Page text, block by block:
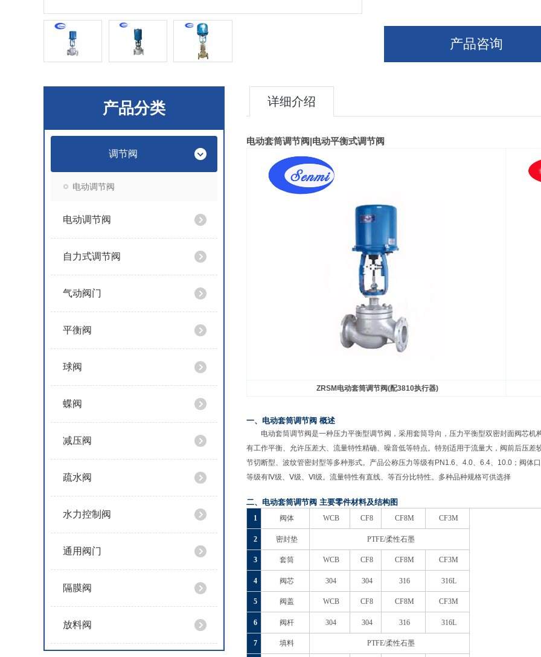
产品咨询
产品分类
调节阀
电动调节阀
电动调节阀
自力式调节阀
气动阀门
平衡阀
球阀
蝶阀
减压阀
疏水阀
水力控制阀
通用阀门
隔膜阀
放料阀
详细介绍
电动套筒调节阀|电动平衡式调节阀
ZRSM 电动套筒调节阀(配3810执行器)
一、电动套筒调节阀 概述
电动套筒调节阀是一种压力平衡型调节阀，采用套筒导向，压力平衡型双密封面阀芯机
有工作平衡、允许压差大、流量特性精确、噪音低等特点。特别适用于流量大，阀前后压
节切断型、波纹管密封型等多种形式。产品公称压力等级有PN1.6、4.0、6.4、10.0；阀
等级有Ⅳ级、Ⅴ级、Ⅵ级。流量特性有直线、等百分比特性。多种品种规格可供选择
二、电动套筒调节阀 主要零件材料及结构图
1 阀体 WCB CF8 CF8M CF3M
2 密封垫 PTFE/柔性石墨
3 套筒 WCB CF8 CF8M CF3M
4 阀芯 304 304 316 316L
5 阀盖 WCB CF8 CF8M CF3M
6 阀杆 304 304 316 316L
7 填料 PTFE/柔性石墨